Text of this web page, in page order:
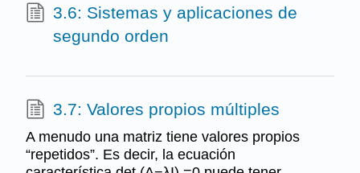
3.6: Sistemas y aplicaciones de
segundo orden
3.7: Valores propios múltiples
A menudo una matriz tiene valores propios
“repetidos”. Es decir, la ecuación